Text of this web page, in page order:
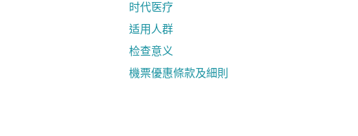
时代医疗
适用人群
检查意义
機票優惠條款及細則